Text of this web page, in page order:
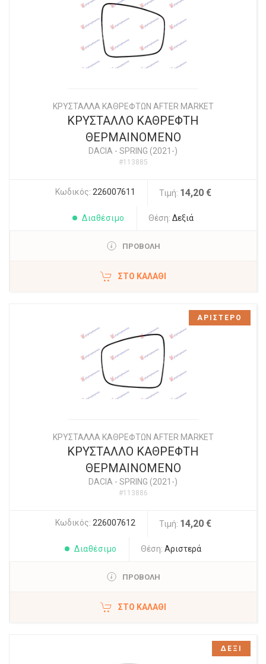
ΚΡΥΣΤΑΛΛΑ ΚΑΘΡΕΦΤΩΝ AFTER MARKET
ΚΡΥΣΤΑΛΛΟ ΚΑΘΡΕΦΤΗ
ΘΕΡΜΑΙΝΟΜΕΝΟ
DACIA - SPRING (2021-)
#113885
Κωδικός: 226007611 Τιμή: 14,20 €
Διαθέσιμο Θέση: Δεξιά
ΠΡΟΒΟΛΗ
ΣΤΟ ΚΑΛΆΘΙ
ΚΡΥΣΤΑΛΛΑ ΚΑΘΡΕΦΤΩΝ AFTER MARKET
ΚΡΥΣΤΑΛΛΟ ΚΑΘΡΕΦΤΗ
ΘΕΡΜΑΙΝΟΜΕΝΟ
DACIA - SPRING (2021-)
#113886
Κωδικός: 226007612 Τιμή: 14,20 €
Διαθέσιμο Θέση: Αριστερά
ΠΡΟΒΟΛΗ
ΣΤΟ ΚΑΛΆΘΙ
ΑΡΙΣΤΕΡΟ
ΔΕΞΙ